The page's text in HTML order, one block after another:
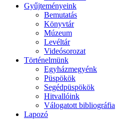
Gyűjteményeink
Bemutatás
Könyvtár
Múzeum
Levéltár
Videósorozat
Történelmünk
Egyházmegyénk
Püspökök
Segédpüspökök
Hitvallóink
Válogatott bibliográfia
Lapozó